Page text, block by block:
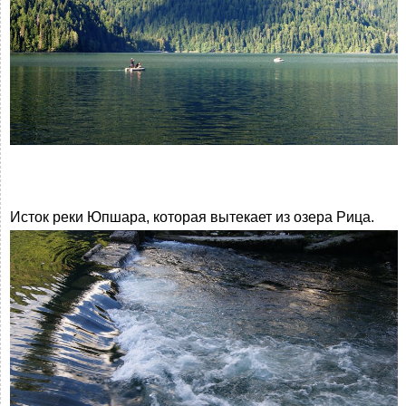
Исток реки Юпшара, которая вытекает из озера Рица.